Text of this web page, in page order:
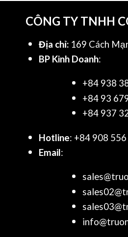
CÔNG TY TNHH
Địa chỉ: 169 Cách
BP Kinh Doanh:
+84 938
+84 93
+84 937
Hotline: +84 908
Email: